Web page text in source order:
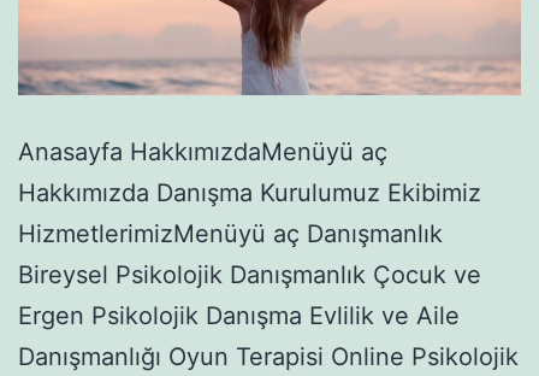
Anasayfa HakkımızdaMenüyü aç
Hakkımızda Danışma Kurulumuz Ekibimiz
HizmetlerimizMenüyü aç Danışmanlık
Bireysel Psikolojik Danışmanlık Çocuk ve
Ergen Psikolojik Danışma Evlilik ve Aile
Danışmanlığı Oyun Terapisi Online Psikolojik